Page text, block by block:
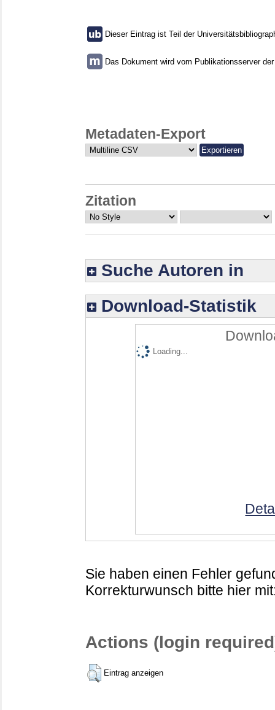
Dieser Eintrag ist Teil der
Das Dokument wird vom Publikationsserver
Metadaten-Export
Zitation
Suche Autoren in
Download-Statistik
Loading...
Sie haben einen Fehler
Korrekturwunsch bitte hier
Actions (login
Eintrag anzeigen